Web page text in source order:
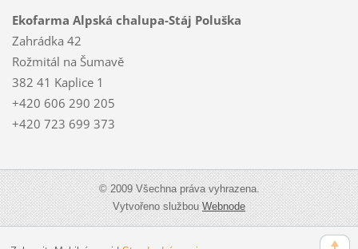
Ekofarma Alpská chalupa-Stáj Poluška
Zahrádka 42
Rožmitál na Šumavě
382 41 Kaplice 1
+420 606 290 205
+420 723 699 373
© 2009 Všechna práva vyhrazena.
Vytvořeno službouWebnode